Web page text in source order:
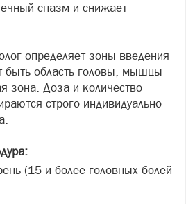
спазм и снижает
определяет зоны введения
быть область головы, мышцы
зона. Доза и количество
строго индивидуально
(15 и более головных болей